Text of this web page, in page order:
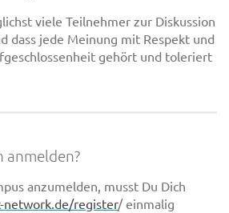
viele Teilnehmer zur Diskussion
dass jede Meinung mit Respekt und
gehört und toleriert
anmelden?
anzumelden, musst Du Dich
network.de/register/ einmalig